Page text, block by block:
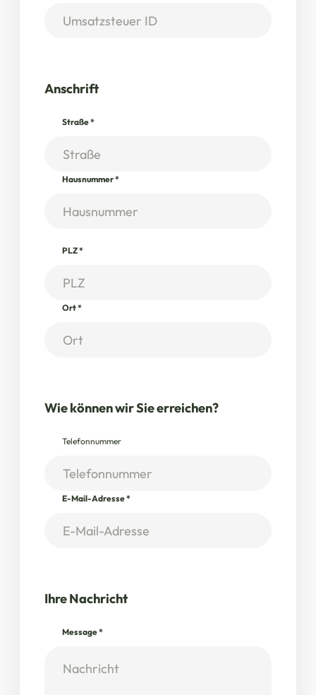
Anschrift
Straße*
Hausnummer*
PLZ*
Ort*
Wie können wir Sie erreichen?
Telefonnummer
E-Mail-Adresse*
Ihre Nachricht
Message*